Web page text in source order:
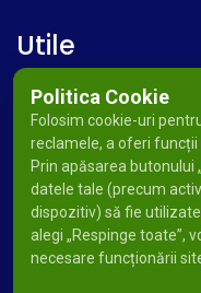
Utile
Politica Cookie
Folosim cookie-uri
reclamele, a oferi funcții
Prin apăsarea butonului
datele tale (precum
dispozitiv) să fie
alegi „Respinge toate”,
necesare funcționării